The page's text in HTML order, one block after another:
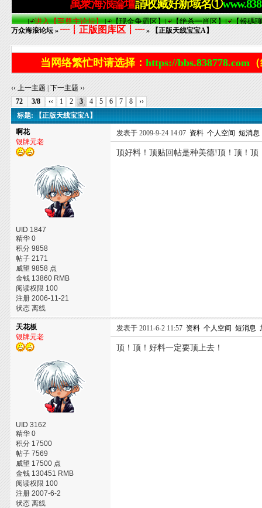
万众海浪论坛 »┈┋正版图库区┋┈» 【正版天线宝宝A】
当网络繁忙时请选择： https://bbs.838778.com
‹‹ 上一主题 |下一主题 ››
72
3/8 ‹‹ 1 2 3 4 5 6 7 8
››
标题: 【正版天线宝宝A】
啊花
银牌元老
UID 1847
精华 0
积分 9858
帖子 2171
威望 9858 点
金钱 13860 RMB
阅读权限 100
注册 2006-11-21
状态 离线
发表于 2009-9-24 14:07 资料 个人空间 短消息
顶好料！顶贴回帖是种美德!顶！顶！顶
天花板
银牌元老
UID 3162
精华 0
积分 17500
帖子 7569
威望 17500 点
金钱 130451 RMB
阅读权限 100
注册 2007-6-2
状态 离线
发表于 2011-6-2 11:57 资料 个人空间 短消息
顶！顶！好料一定要顶上去！